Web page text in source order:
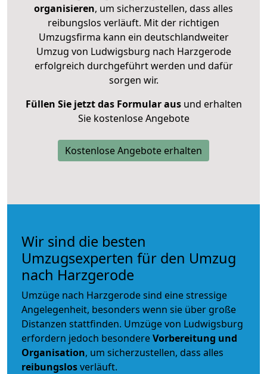
organisieren, um sicherzustellen, dass alles
reibungslos verläuft. Mit der richtigen
Umzugsfirma kann ein deutschlandweiter
Umzug von Ludwigsburg nach Harzgerode
erfolgreich durchgeführt werden und dafür
sorgen wir.
Füllen Sie jetzt das Formular ausund erhalten
Sie kostenlose Angebote
Kostenlose Angebote erhalten
Wir sind die besten
Umzugsexperten für den Umzug
nach Harzgerode
Umzüge nach Harzgerode sind eine stressige
Angelegenheit, besonders wenn sie über große
Distanzen stattfinden. Umzüge von Ludwigsburg
erfordern jedoch besondereVorbereitung und
Organisation, um sicherzustellen, dass alles
reibungslosverläuft.